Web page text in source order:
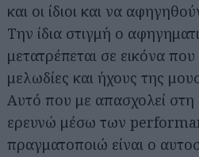
και οι ίδιοι και να
Την ίδια στιγμή ο
μετατρέπεται σε εικόνα
μελωδίες και ήχους της
Αυτό που με απασχολεί στη
ερευνώ μέσω των
πραγματοποιώ είναι ο